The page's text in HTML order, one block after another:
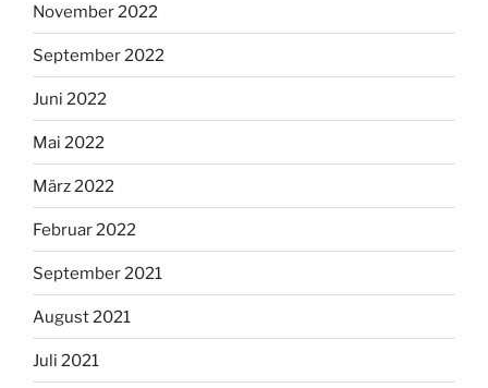
November 2022
September 2022
Juni 2022
Mai 2022
März 2022
Februar 2022
September 2021
August 2021
Juli 2021